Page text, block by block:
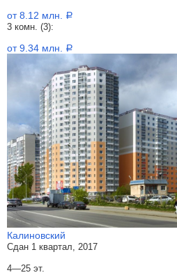
от 8.12 млн. a
3 комн. (3):
от 9.34 млн. a
Калиновский
Сдан 1 квартал, 2017
4—25 эт.